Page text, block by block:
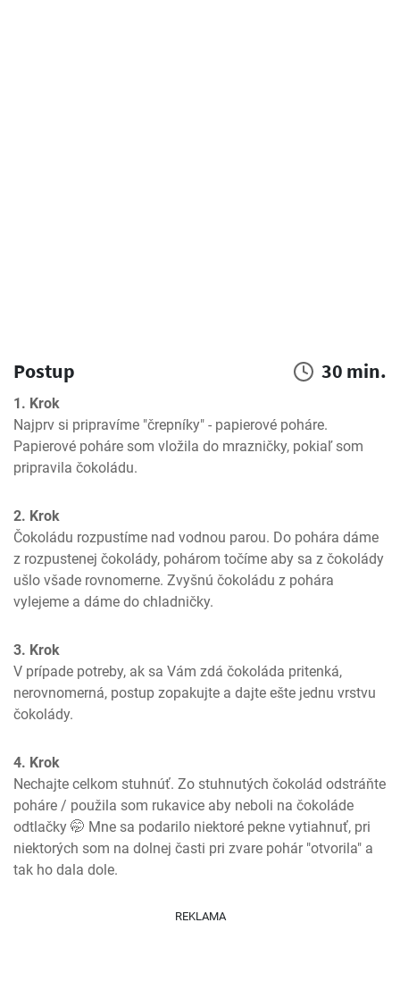
Postup 30 min.
1. Krok
Najprv si pripravíme "črepníky" - papierové poháre.
Papierové poháre som vložila do mrazničky, pokiaľ som
pripravila čokoládu.
2. Krok
Čokoládu rozpustíme nad vodnou parou. Do pohára dáme
z rozpustenej čokolády, pohárom točíme aby sa z čokolády
ušlo všade rovnomerne. Zvyšnú čokoládu z pohára
vylejeme a dáme do chladničky.
3. Krok
V prípade potreby, ak sa Vám zdá čokoláda pritenká,
nerovnomerná, postup zopakujte a dajte ešte jednu vrstvu
čokolády.
4. Krok
Nechajte celkom stuhnúť. Zo stuhnutých čokolád odstráňte
poháre / použila som rukavice aby neboli na čokoláde
odtlačky 🤭 Mne sa podarilo niektoré pekne vytiahnuť, pri
niektorých som na dolnej časti pri zvare pohár "otvorila" a
tak ho dala dole.
REKLAMA